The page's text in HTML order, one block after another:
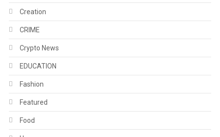
Creation
CRIME
Crypto News
EDUCATION
Fashion
Featured
Food